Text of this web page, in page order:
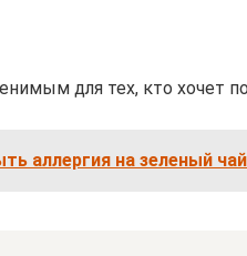
для тех, кто хочет
аллергия на зеленый чай